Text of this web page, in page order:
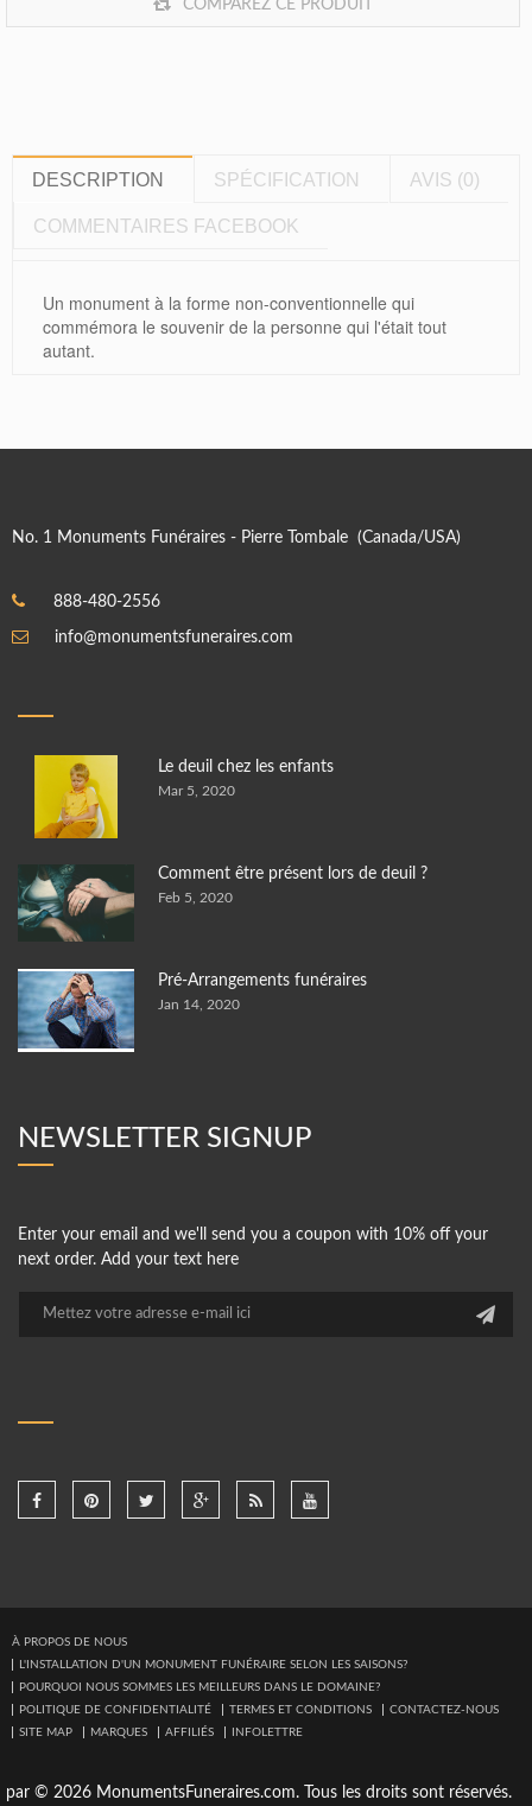
COMPAREZ CE PRODUIT
DESCRIPTION SPÉCIFICATION AVIS (0)
COMMENTAIRES FACEBOOK
Un monument à la forme non-conventionnelle qui
commémora le souvenir de la personne qui l'était tout
autant.
No. 1 Monuments Funéraires - Pierre Tombale (Canada/USA)
888-480-2556
info@monumentsfuneraires.com
Le deuil chez les enfants
Mar 5, 2020
Comment être présent lors de deuil ?
Feb 5, 2020
Pré-Arrangements funéraires
Jan 14, 2020
NEWSLETTER SIGNUP
Enter your email and we'll send you a coupon with 10% off your
next order. Add your text here
À PROPOS DE NOUS
L'INSTALLATION D'UN MONUMENT FUNÉRAIRE SELON LES SAISONS?
POURQUOI NOUS SOMMES LES MEILLEURS DANS LE DOMAINE?
POLITIQUE DE CONFIDENTIALITÉ
TERMES ET CONDITIONS
CONTACTEZ-NOUS
SITE MAP
MARQUES AFFILIÉS INFOLETTRE
par © 2026 MonumentsFuneraires.com. Tous les droits sont réservés.